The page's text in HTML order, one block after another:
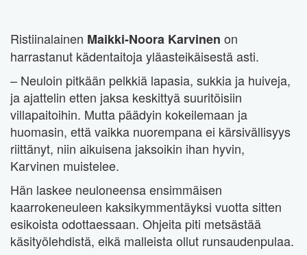
Ristiinalainen Maikki-Noora Karvinen on
harrastanut kädentaitoja yläasteikäisestä asti.
– Neuloin pitkään pelkkiä lapasia, sukkia ja huiveja,
ja ajattelin etten jaksa keskittyä suuritöisiin
villapaitoihin. Mutta päädyin kokeilemaan ja
huomasin, että vaikka nuorempana ei kärsivällisyys
riittänyt, niin aikuisena jaksoikin ihan hyvin,
Karvinen muistelee.
Hän laskee neuloneensa ensimmäisen
kaarrokeneuleen kaksikymmentäyksi vuotta sitten
esikoista odottaessaan. Ohjeita piti metsästää
käsityölehdistä, eikä malleista ollut runsaudenpulaa.